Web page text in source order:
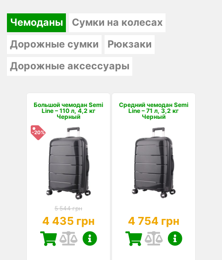
Чемоданы
Сумки на колесах
Дорожные сумки
Рюкзаки
Дорожные аксессуары
Большой чемодан Semi
Line – 110 л, 4,2 кг
Черный
-20%
5 544 грн
4 435 грн
Средний чемодан Semi
Line – 71 л, 3,2 кг
Черный
4 754 грн